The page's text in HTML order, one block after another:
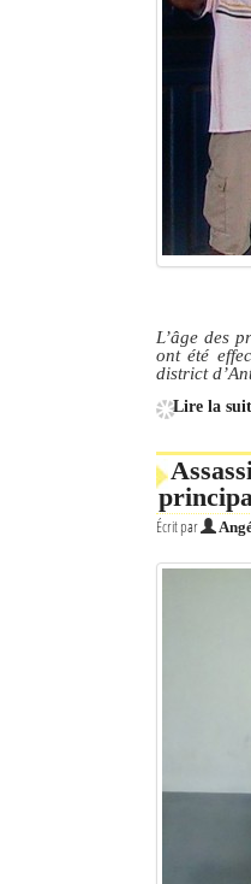
L’âge des
ont été
district
Lire la
Écrit par